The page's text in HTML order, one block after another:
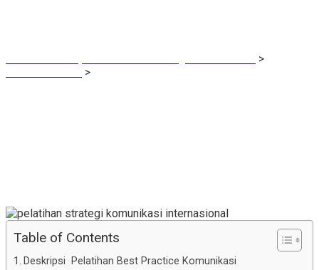
>
>
Table of Contents
Deskripsi Pelatihan Best Practice Komunikasi